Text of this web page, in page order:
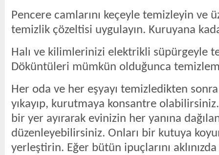
Pencere camlarını keçeyle temizleyin ve
temizlik çözeltisi uygulayın. Kuruyana
Halı ve kilimlerinizi elektrikli süpürgeyle
Döküntüleri mümkün olduğunca
Her oda ve her eşyayı temizledikten sonra
yıkayıp, kurutmaya konsantre
bir yer ayırarak evinizin her yanına
düzenleyebilirsiniz. Onları bir kutuya
yerleştirin. Eğer bütün ipuçlarını